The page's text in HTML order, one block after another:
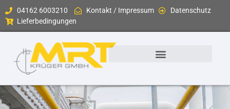
04162 6003210 Kontakt / Impressum
Datenschutz
Lieferbedingungen